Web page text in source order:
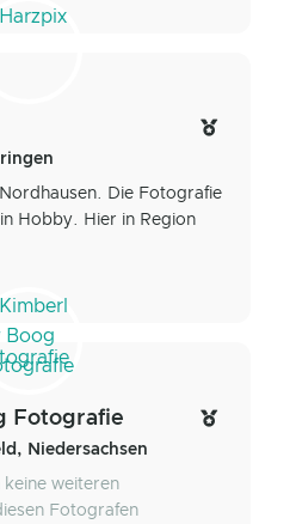
Die Fotografie
Hobby. Hier in Region
Fotografie
Niedersachsen
keine weiteren
Fotografen